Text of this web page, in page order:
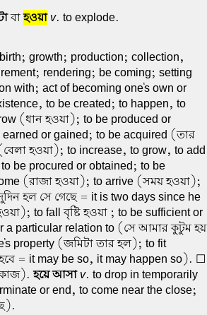
বাহওয়া v. to explode.
growth; production; collection,
rendering; be coming; setting
with; act of becoming one's own or
to be created; to happen, to
(ধান হওয়া); to be produced or
or gained; to be acquired (তার
হওয়া); to increase, to grow, to add
be procured or obtained; to be
(রাজা হওয়া); to arrive (সময় হওয়া);
হল সে গেছে = it is two days since he
to fall বৃষ্টি হওয়া ; to be sufficient or
a particular relation to (সে আমার কুটুম হয়
property (জমিটা তার হল); to fit
= it may be so, it may happen so). ☐
কাজ).হয়ে আসা v. to drop in temporarily
or end, to come near the close;